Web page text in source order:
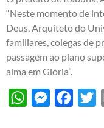
“Neste momento de
Deus, Arquiteto do
familiares, colegas de
passagem ao plano
alma em Glória”.
WhatsAppMessenger